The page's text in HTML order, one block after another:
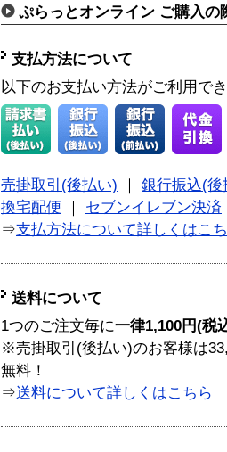
ぷらっとオンライン ご購入の
支払方法について
以下のお支払い方法がご利用で
売掛取引(後払い)
銀行振込(後
換宅配便
セブンイレブン決済
⇒支払方法について詳しくはこ
送料について
1つのご注文毎に一律1,100円(税
※売掛取引(後払い)のお客様は
無料！
⇒送料について詳しくはこちら